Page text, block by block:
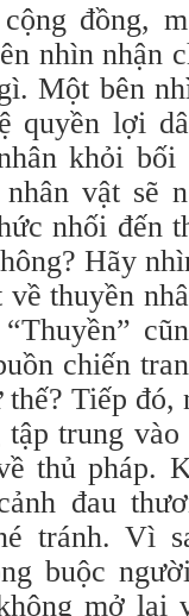
đồng,
nhìn nhận
Một bên
quyền lợi
khỏi bối
vật sẽ
nhối đến
Hãy
thuyền
chiến
Tiếp đó,
trung
thủ pháp.
đau
tránh. Vì
buộc
mở lại